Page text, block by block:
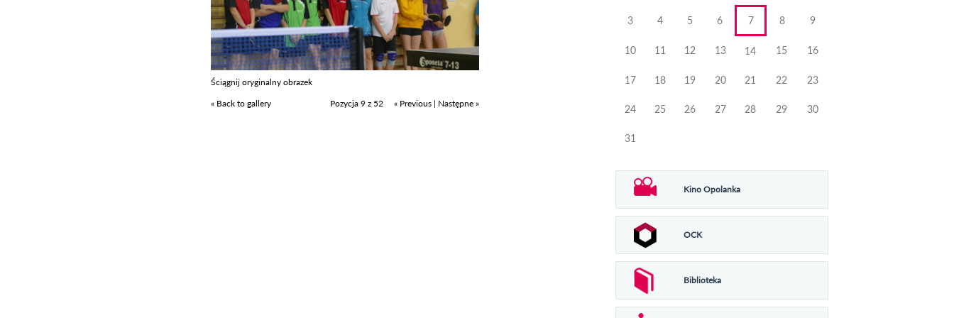
Ściągnij oryginalny obrazek
« Back to gallery
Pozycja 9 z 52 « Previous | Następne »
3 4 5 6 7 8 9
10 11 12 13 14 15 16
17 18 19 20 21 22 23
24 25 26 27 28 29 30
31
Kino Opolanka
OCK
Biblioteka